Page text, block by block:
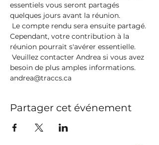
essentiels vous seront partagés
quelques jours avant la réunion.
Cependant, votre contribution à la
réunion pourrait s'avérer essentielle.
besoin de plus amples informations.
andrea@traccs.ca
Partager cet événement